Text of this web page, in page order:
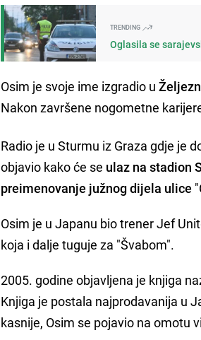
TRENDING
Oglasila se
Osim je svoje ime izgradio u
Nakon završene nogometne
Radio je u Sturmu iz Graza gdje je
objavio kako će se ulaz na stadion
preimenovanje južnog dijela ulice
Osim je u Japanu bio trener Jef
koja i dalje tuguje za "Švabom".
2005. godine objavljena je knjiga
Knjiga je postala najprodavanija u
kasnije, Osim se pojavio na omotu